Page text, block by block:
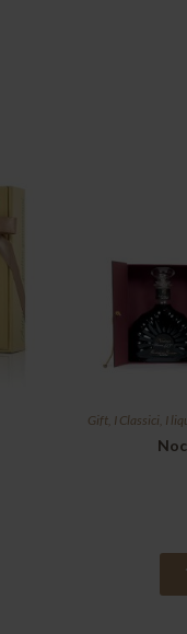
Gift, I Classici I